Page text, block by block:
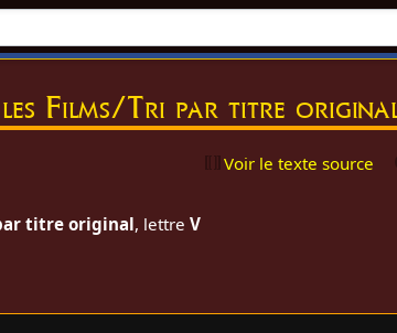
les Films/Tri par titre
Voir le texte source
titre original, lettreV